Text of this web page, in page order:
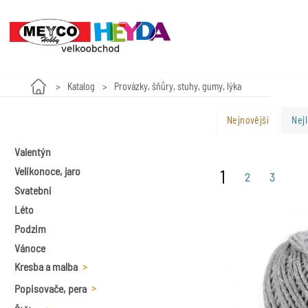
Katalog Provázky, šňůry, stuhy, gumy, lýka
Valentýn
Velikonoce, jaro
Svatební
Léto
Podzim
Vánoce
Kresba a malba
Plátna
Popisovače, pera
Nejnovější
1 2 3